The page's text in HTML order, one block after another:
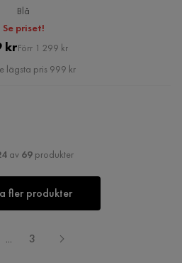
Blå
Se priset!
Pris
kr Original
Pris
Förr 1 299 kr
lägsta pris 999 kr
av 69produkter
fler produkter
... 3